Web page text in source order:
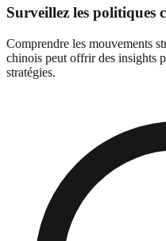
Surveillez les politiques
Comprendre les mouvements
chinois peut offrir des insights
stratégies.